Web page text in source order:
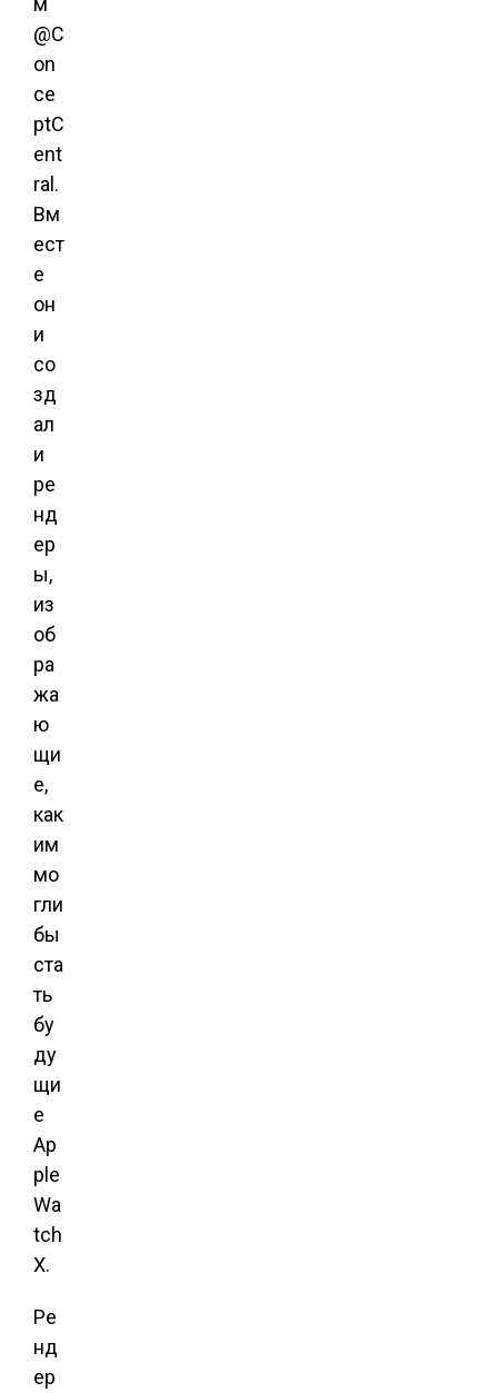
@C
on
ce
ptC
ent
ral.
Вм
ест
е
он
и
со
зд
ал
и
ре
нд
ер
ы,
из
об
ра
жа
ю
щи
е,
как
им
мо
гли
бы
ста
ть
бу
ду
щи
е
Ap
ple
Wa
tch
X.
Ре
нд
ер